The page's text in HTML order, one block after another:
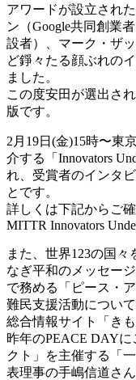
アワードが設立され
ン（Google共同創業
設者）、マーク・ザ
ど錚々たる顔ぶれの
ました。
この度安田が選出さ
版です。
2月19日(金)15時〜東
介する「Innovators
れ、受賞者のインタ
とです。
詳しくは下記からご確
MITTR Innovators
また、世界123の国
なぎ平和のメッセー
で務める「ピース・
難民支援活動につい
総合情報サイト「き
昨年のPEACE DAY
クト」を主催する「
表理事の手嶋信道さ